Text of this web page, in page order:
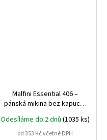
Malfini Essential 406 –
pánská mikina bez kapuce,
kvalitní a pohodlná, vhodná
pro potisk i výšivku
Odesíláme do 2 dnů (1035 ks)
od 353 Kč včetně DPH